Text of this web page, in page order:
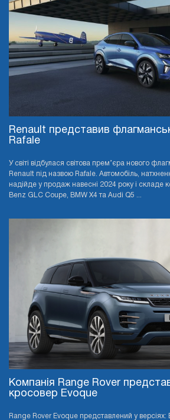
Renault представив
Rafale
У світі відбулася світова прем’єра нового
Renault під назвою Rafale. Автомобіль,
надійде у продаж навесні 2024 року і складе
Benz GLC Coupe, BMW X4 та Audi Q5 ...
Компанія Range Rover
кросовер Evoque
Range Rover Evoque представлений у версіях: